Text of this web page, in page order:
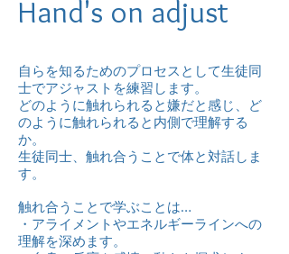
Hand's on adjust
自らを知るためのプロセスとして生徒同
士でアジャストを練習します。
どのように触れられると嫌だと感じ、ど
のように触れられると内側で理解する
か。
生徒同士、触れ合うことで体と対話しま
す。
触れ合うことで学ぶことは…
・アライメントやエネルギーラインへの
理解を深めます。